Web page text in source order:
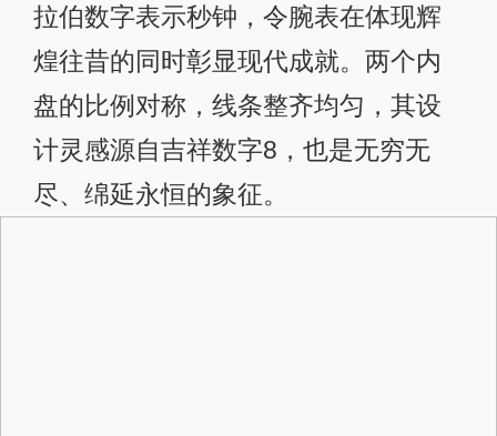
拉伯数字表示秒钟，令腕表在体现辉
煌往昔的同时彰显现代成就。两个内
盘的比例对称，线条整齐均匀，其设
计灵感源自吉祥数字8，也是无穷无
尽、绵延永恒的象征。